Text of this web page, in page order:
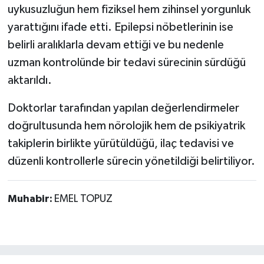
uykusuzluğun hem fiziksel hem zihinsel yorgunluk
yarattığını ifade etti. Epilepsi nöbetlerinin ise
belirli aralıklarla devam ettiği ve bu nedenle
uzman kontrolünde bir tedavi sürecinin sürdüğü
aktarıldı.
Doktorlar tarafından yapılan değerlendirmeler
doğrultusunda hem nörolojik hem de psikiyatrik
takiplerin birlikte yürütüldüğü, ilaç tedavisi ve
düzenli kontrollerle sürecin yönetildiği belirtiliyor.
Muhabir: EMEL TOPUZ